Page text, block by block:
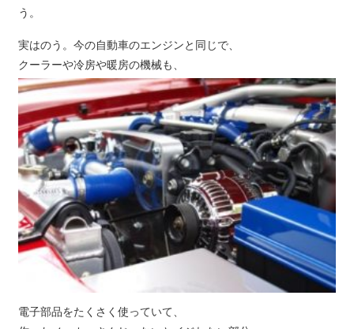
う。
実はのう。今の自動車のエンジンと同じで、
クーラーや冷房や暖房の機械も、
電子部品をたくさく使っていて、